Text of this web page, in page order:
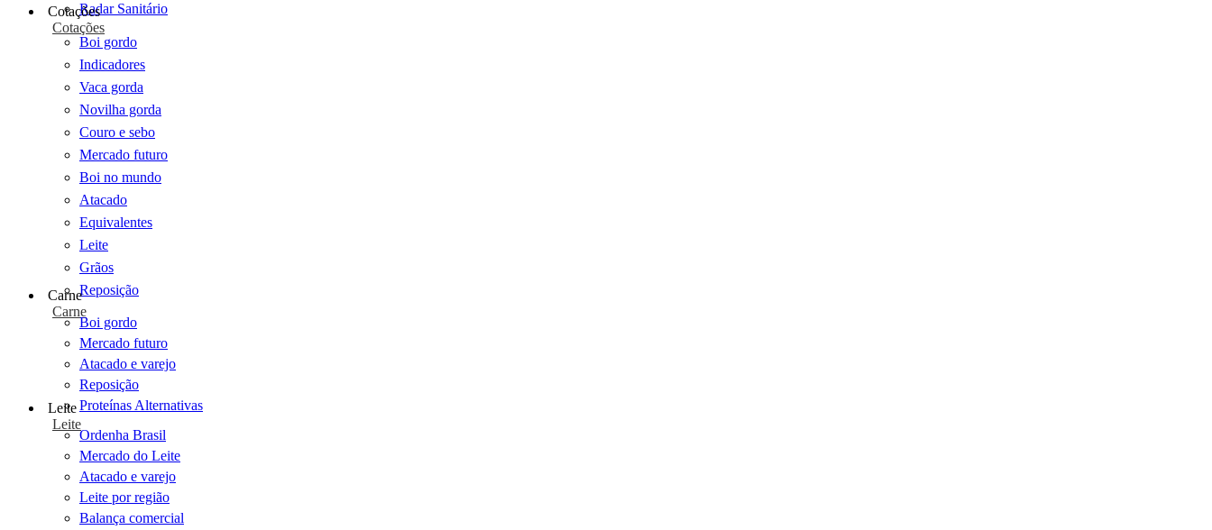
Radar Sanitário
Cotações
Cotações
Boi gordo
Indicadores
Vaca gorda
Novilha gorda
Couro e sebo
Mercado futuro
Boi no mundo
Atacado
Equivalentes
Leite
Grãos
Reposição
Carne
Carne
Boi gordo
Mercado futuro
Atacado e varejo
Reposição
Proteínas Alternativas
Leite
Leite
Ordenha Brasil
Mercado do Leite
Atacado e varejo
Leite por região
Balança comercial